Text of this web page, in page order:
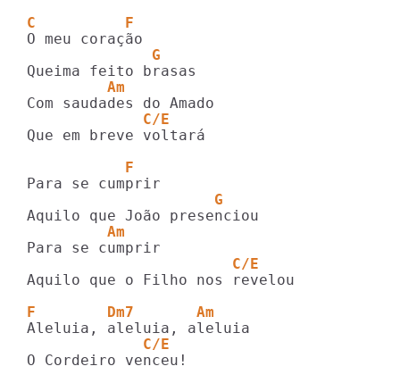
C          F
              G
         Am
             C/E
Que em breve voltará
           F
                     G
         Am
                       C/E
Aquilo que o Filho nos revelou
F        Dm7       Am
             C/E
O Cordeiro venceu!